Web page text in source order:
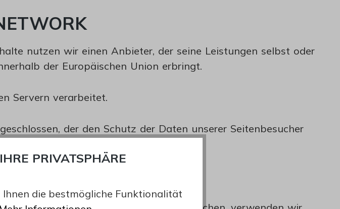
nutzen wir einen Anbieter, der seine Leistungen selbst oder
der Europäischen Union erbringt.
Servern verarbeitet.
der den Schutz der Daten unserer Seitenbesucher
PRIVATSPHÄRE
die bestmögliche Funktionalität